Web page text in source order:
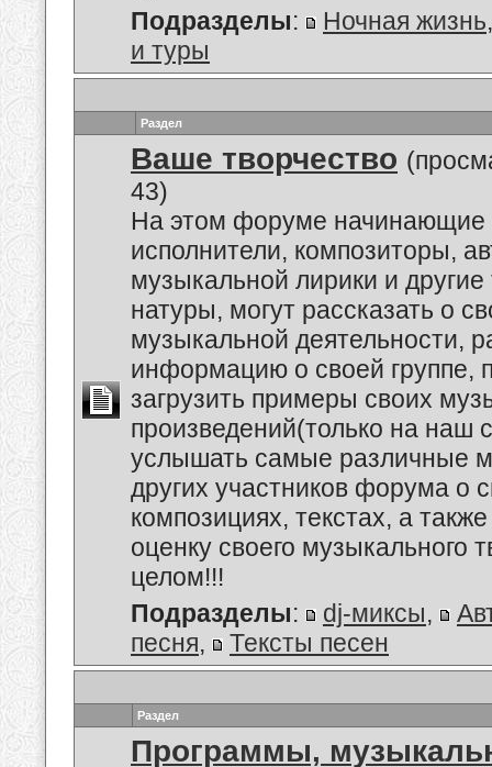
Подразделы: Ночная жизнь
и туры
Раздел
Ваше творчество
43)
На этом форуме начинающие
исполнители, композиторы,
музыкальной лирики и другие
натуры, могут рассказать о
музыкальной деятельности,
информацию о своей группе,
загрузить примеры своих
произведений(только на наш
услышать самые различные
других участников форума о
композициях, текстах, а
оценку своего музыкального
целом!!!
Подразделы: dj-миксы,
песня, Тексты песен
Раздел
Программы,